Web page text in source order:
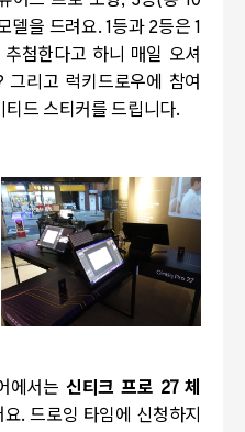
델을 드려요. 1등과 2등은 1
첨한다고 하니 매일 오셔
그리고 럭키드로우에 참여
드 스티커를 드립니다.
에서는 신티크 프로 27 체
. 드로잉 타임에 신청하지